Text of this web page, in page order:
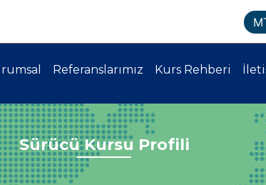
Referanslarımız Kurs Rehberi
Sürücü Kursu Profili